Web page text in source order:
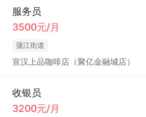
服务员
3500元/月
蒲江街道
宣汉上品咖啡店（聚亿金融城店）
收银员
3200元/月